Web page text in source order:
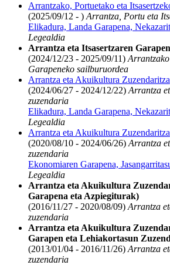
Arrantzako, Portuetako eta
(2025/09/12 - ) Arrantza, Portu eta
Elikadura, Landa Garapena,
Legealdia
Arrantza eta Itsasertzaren
(2024/12/23 - 2025/09/11)
Garapeneko sailburuordea
Arrantza eta Akuikultura Zuzendaritza
(2024/06/27 - 2024/12/22) Arrantza
zuzendaria
Elikadura, Landa Garapena,
Legealdia
Arrantza eta Akuikultura Zuzendaritza
(2020/08/10 - 2024/06/26) Arrantza
zuzendaria
Ekonomiaren Garapena,
Legealdia
Arrantza eta Akuikultura
Garapena eta Azpiegiturak)
(2016/11/27 - 2020/08/09) Arrantza
zuzendaria
Arrantza eta Akuikultura
Garapen eta Lehiakortasun
(2013/01/04 - 2016/11/26) Arrantza
zuzendaria